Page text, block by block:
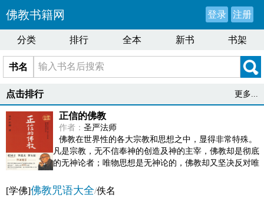
佛教书籍网 登录 注册
分类 排行 全本 新书 书架
书名
点击排行 更多...
正信的佛教
作者： 圣严法师
佛教在世界性的各大宗教和思想之中，显得非常特殊。
凡是宗教，无不信奉神的创造及神的主宰，佛教却是彻底
的无神论者；唯物思想是无神论的，佛教却又坚决反对唯
[学佛]佛教咒语大全/佚名